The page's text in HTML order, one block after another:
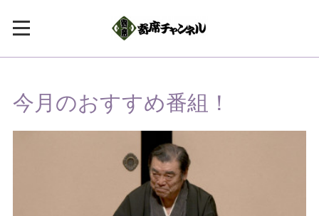
今月のおすすめ番組！